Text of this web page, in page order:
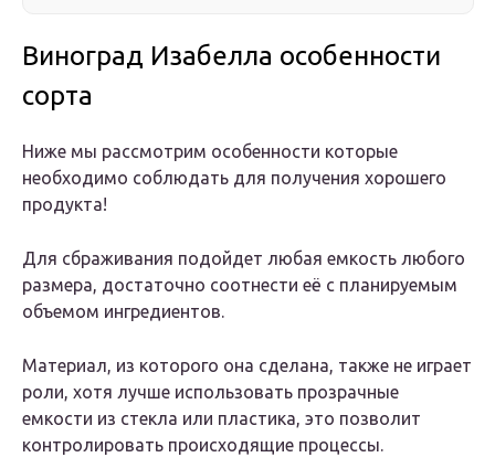
Виноград Изабелла особенности
сорта
Ниже мы рассмотрим особенности которые
необходимо соблюдать для получения хорошего
продукта!
Для сбраживания подойдет любая емкость любого
размера, достаточно соотнести её с планируемым
объемом ингредиентов.
Материал, из которого она сделана, также не играет
роли, хотя лучше использовать прозрачные
емкости из стекла или пластика, это позволит
контролировать происходящие процессы.